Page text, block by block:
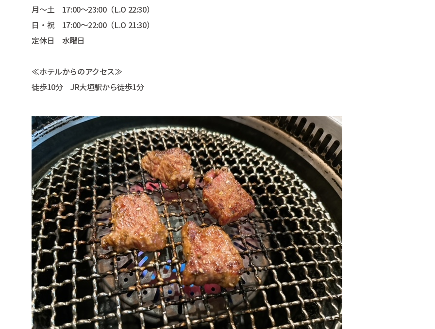
月～土 17:00～23:00（L.O 22:30）
日・祝 17:00～22:00（L.O 21:30）
定休日 水曜日
≪ホテルからのアクセス≫
徒歩10分 JR大垣駅から徒歩1分